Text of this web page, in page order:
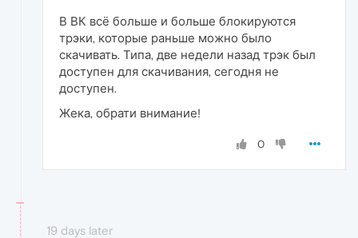
В ВК всё больше и больше блокируются
трэки, которые раньше можно было
скачивать. Типа, две недели назад трэк был
доступен для скачивания, сегодня не
доступен.
Жека, обрати внимание!
0
19 days later